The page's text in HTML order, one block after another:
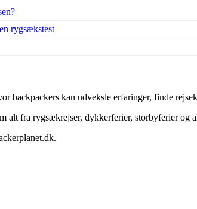
rygsækstest
backpackers kan udveksle erfaringer, finde
alt fra rygsækrejser, dykkerferier, storbyferier